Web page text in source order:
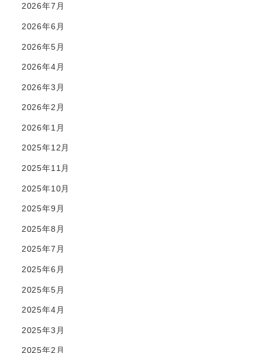
2026年7月
2026年6月
2026年5月
2026年4月
2026年3月
2026年2月
2026年1月
2025年12月
2025年11月
2025年10月
2025年9月
2025年8月
2025年7月
2025年6月
2025年5月
2025年4月
2025年3月
2025年2月